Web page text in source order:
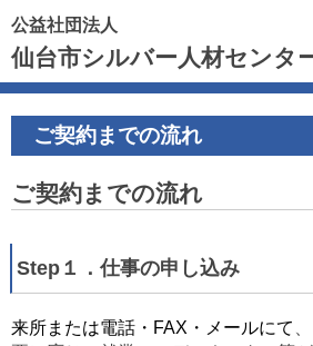
公益社団法人
仙台市シルバー人材センタ
ご契約までの流れ
ご契約までの流れ
Step１．仕事の申し込み
来所または電話 ・FAX・メールにて